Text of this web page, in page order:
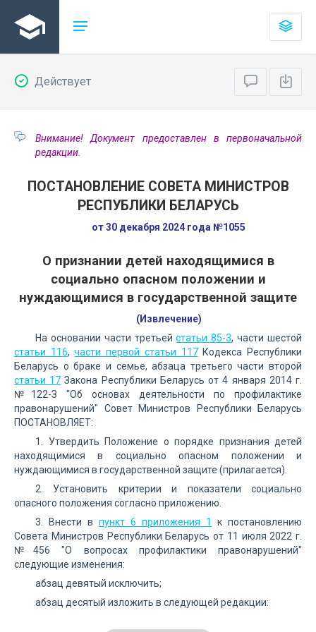
Действует
Внимание! Документ предоставлен в первоначальной
редакции.
ПОСТАНОВЛЕНИЕ СОВЕТА МИНИСТРОВ
РЕСПУБЛИКИ БЕЛАРУСЬ
от 30 декабря 2024 года №1055
О признании детей находящимися в
социально опасном положении и
нуждающимися в государственной защите
(Извлечение)
На основании части третьейстатьи 85-3, части шестой
статьи 116,части первой статьи 117Кодекса Республики
Беларусь о браке и семье, абзаца третьего части второй
статьи 17 Закона Республики Беларусь от 4 января 2014 г.
№122-З "Об основах деятельности по профилактике
правонарушений" Совет Министров Республики Беларусь
ПОСТАНОВЛЯЕТ:
1. Утвердить Положение о порядке признания детей
находящимися в социально опасном положении и
нуждающимися в государственной защите (прилагается).
2. Установить критерии и показатели социально
опасного положения согласно приложению.
3. Внести в пункт 6 приложения 1
к постановлению
Совета Министров Республики Беларусь от 11 июля 2022 г.
№456 "О вопросах профилактики правонарушений"
следующие изменения:
абзац девятый исключить;
абзац десятый изложить в следующей редакции: